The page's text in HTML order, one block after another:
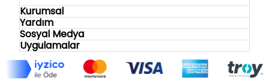
Kurumsal
Yardım
Sosyal Medya
Uygulamalar